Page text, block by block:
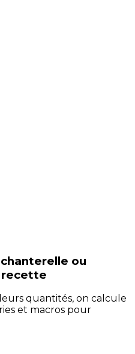
ou
recette
quantités, on calcule
et macros pour